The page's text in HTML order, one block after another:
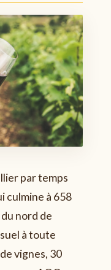
par temps
culmine à 658
nord de
à toute
vignes, 30